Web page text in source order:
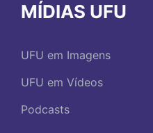
MÍDIAS UFU
UFU em Imagens
UFU em Vídeos
Podcasts